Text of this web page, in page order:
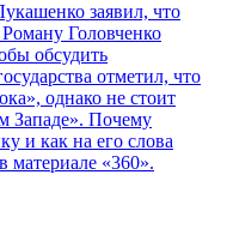
заявил, что
Головченко
обсудить
отметил, что
однако не стоит
Западе». Почему
и как на его слова
«360».